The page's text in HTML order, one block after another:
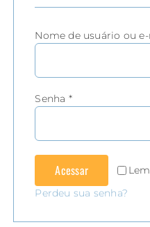
Nome de usuário ou
Senha *Obrigatório
Acessar
Perdeu sua senha?